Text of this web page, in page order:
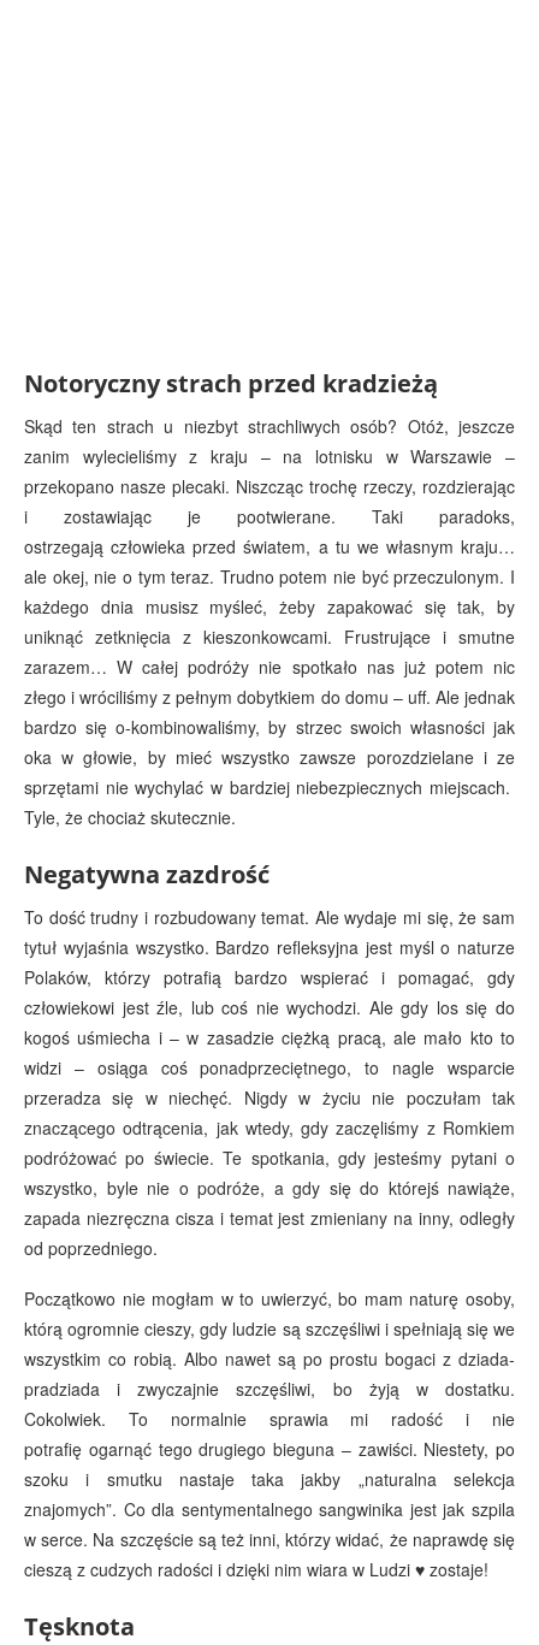
Notoryczny strach przed kradzieżą
Skąd ten strach u niezbyt strachliwych osób? Otóż, jeszcze
zanim wylecieliśmy z kraju – na lotnisku w Warszawie –
przekopano nasze plecaki. Niszcząc trochę rzeczy, rozdzierając
i zostawiając je pootwierane. Taki paradoks,
ostrzegają człowieka przed światem, a tu we własnym kraju…
ale okej, nie o tym teraz. Trudno potem nie być przeczulonym. I
każdego dnia musisz myśleć, żeby zapakować się tak, by
uniknąć zetknięcia z kieszonkowcami. Frustrujące i smutne
zarazem… W całej podróży nie spotkało nas już potem nic
złego i wróciliśmy z pełnym dobytkiem do domu – uff. Ale jednak
bardzo się o-kombinowaliśmy, by strzec swoich własności jak
oka w głowie, by mieć wszystko zawsze porozdzielane i ze
sprzętami nie wychylać w bardziej niebezpiecznych miejscach.
Tyle, że chociaż skutecznie.
Negatywna zazdrość
To dość trudny i rozbudowany temat. Ale wydaje mi się, że sam
tytuł wyjaśnia wszystko. Bardzo refleksyjna jest myśl o naturze
Polaków, którzy potrafią bardzo wspierać i pomagać, gdy
człowiekowi jest źle, lub coś nie wychodzi. Ale gdy los się do
kogoś uśmiecha i – w zasadzie ciężką pracą, ale mało kto to
widzi – osiąga coś ponadprzeciętnego, to nagle wsparcie
przeradza się w niechęć. Nigdy w życiu nie poczułam tak
znaczącego odtrącenia, jak wtedy, gdy zaczęliśmy z Romkiem
podróżować po świecie. Te spotkania, gdy jesteśmy pytani o
wszystko, byle nie o podróże, a gdy się do którejś nawiąże,
zapada niezręczna cisza i temat jest zmieniany na inny, odległy
od poprzedniego.
Początkowo nie mogłam w to uwierzyć, bo mam naturę osoby,
którą ogromnie cieszy, gdy ludzie są szczęśliwi i spełniają się we
wszystkim co robią. Albo nawet są po prostu bogaci z dziada-
pradziada i zwyczajnie szczęśliwi, bo żyją w dostatku.
Cokolwiek. To normalnie sprawia mi radość i nie
potrafię ogarnąć tego drugiego bieguna – zawiści. Niestety, po
szoku i smutku nastaje taka jakby „naturalna selekcja
znajomych”. Co dla sentymentalnego sangwinika jest jak szpila
w serce. Na szczęście są też inni, którzy widać, że naprawdę się
cieszą z cudzych radości i dzięki nim wiara w Ludzi ♥ zostaje!
Tęsknota